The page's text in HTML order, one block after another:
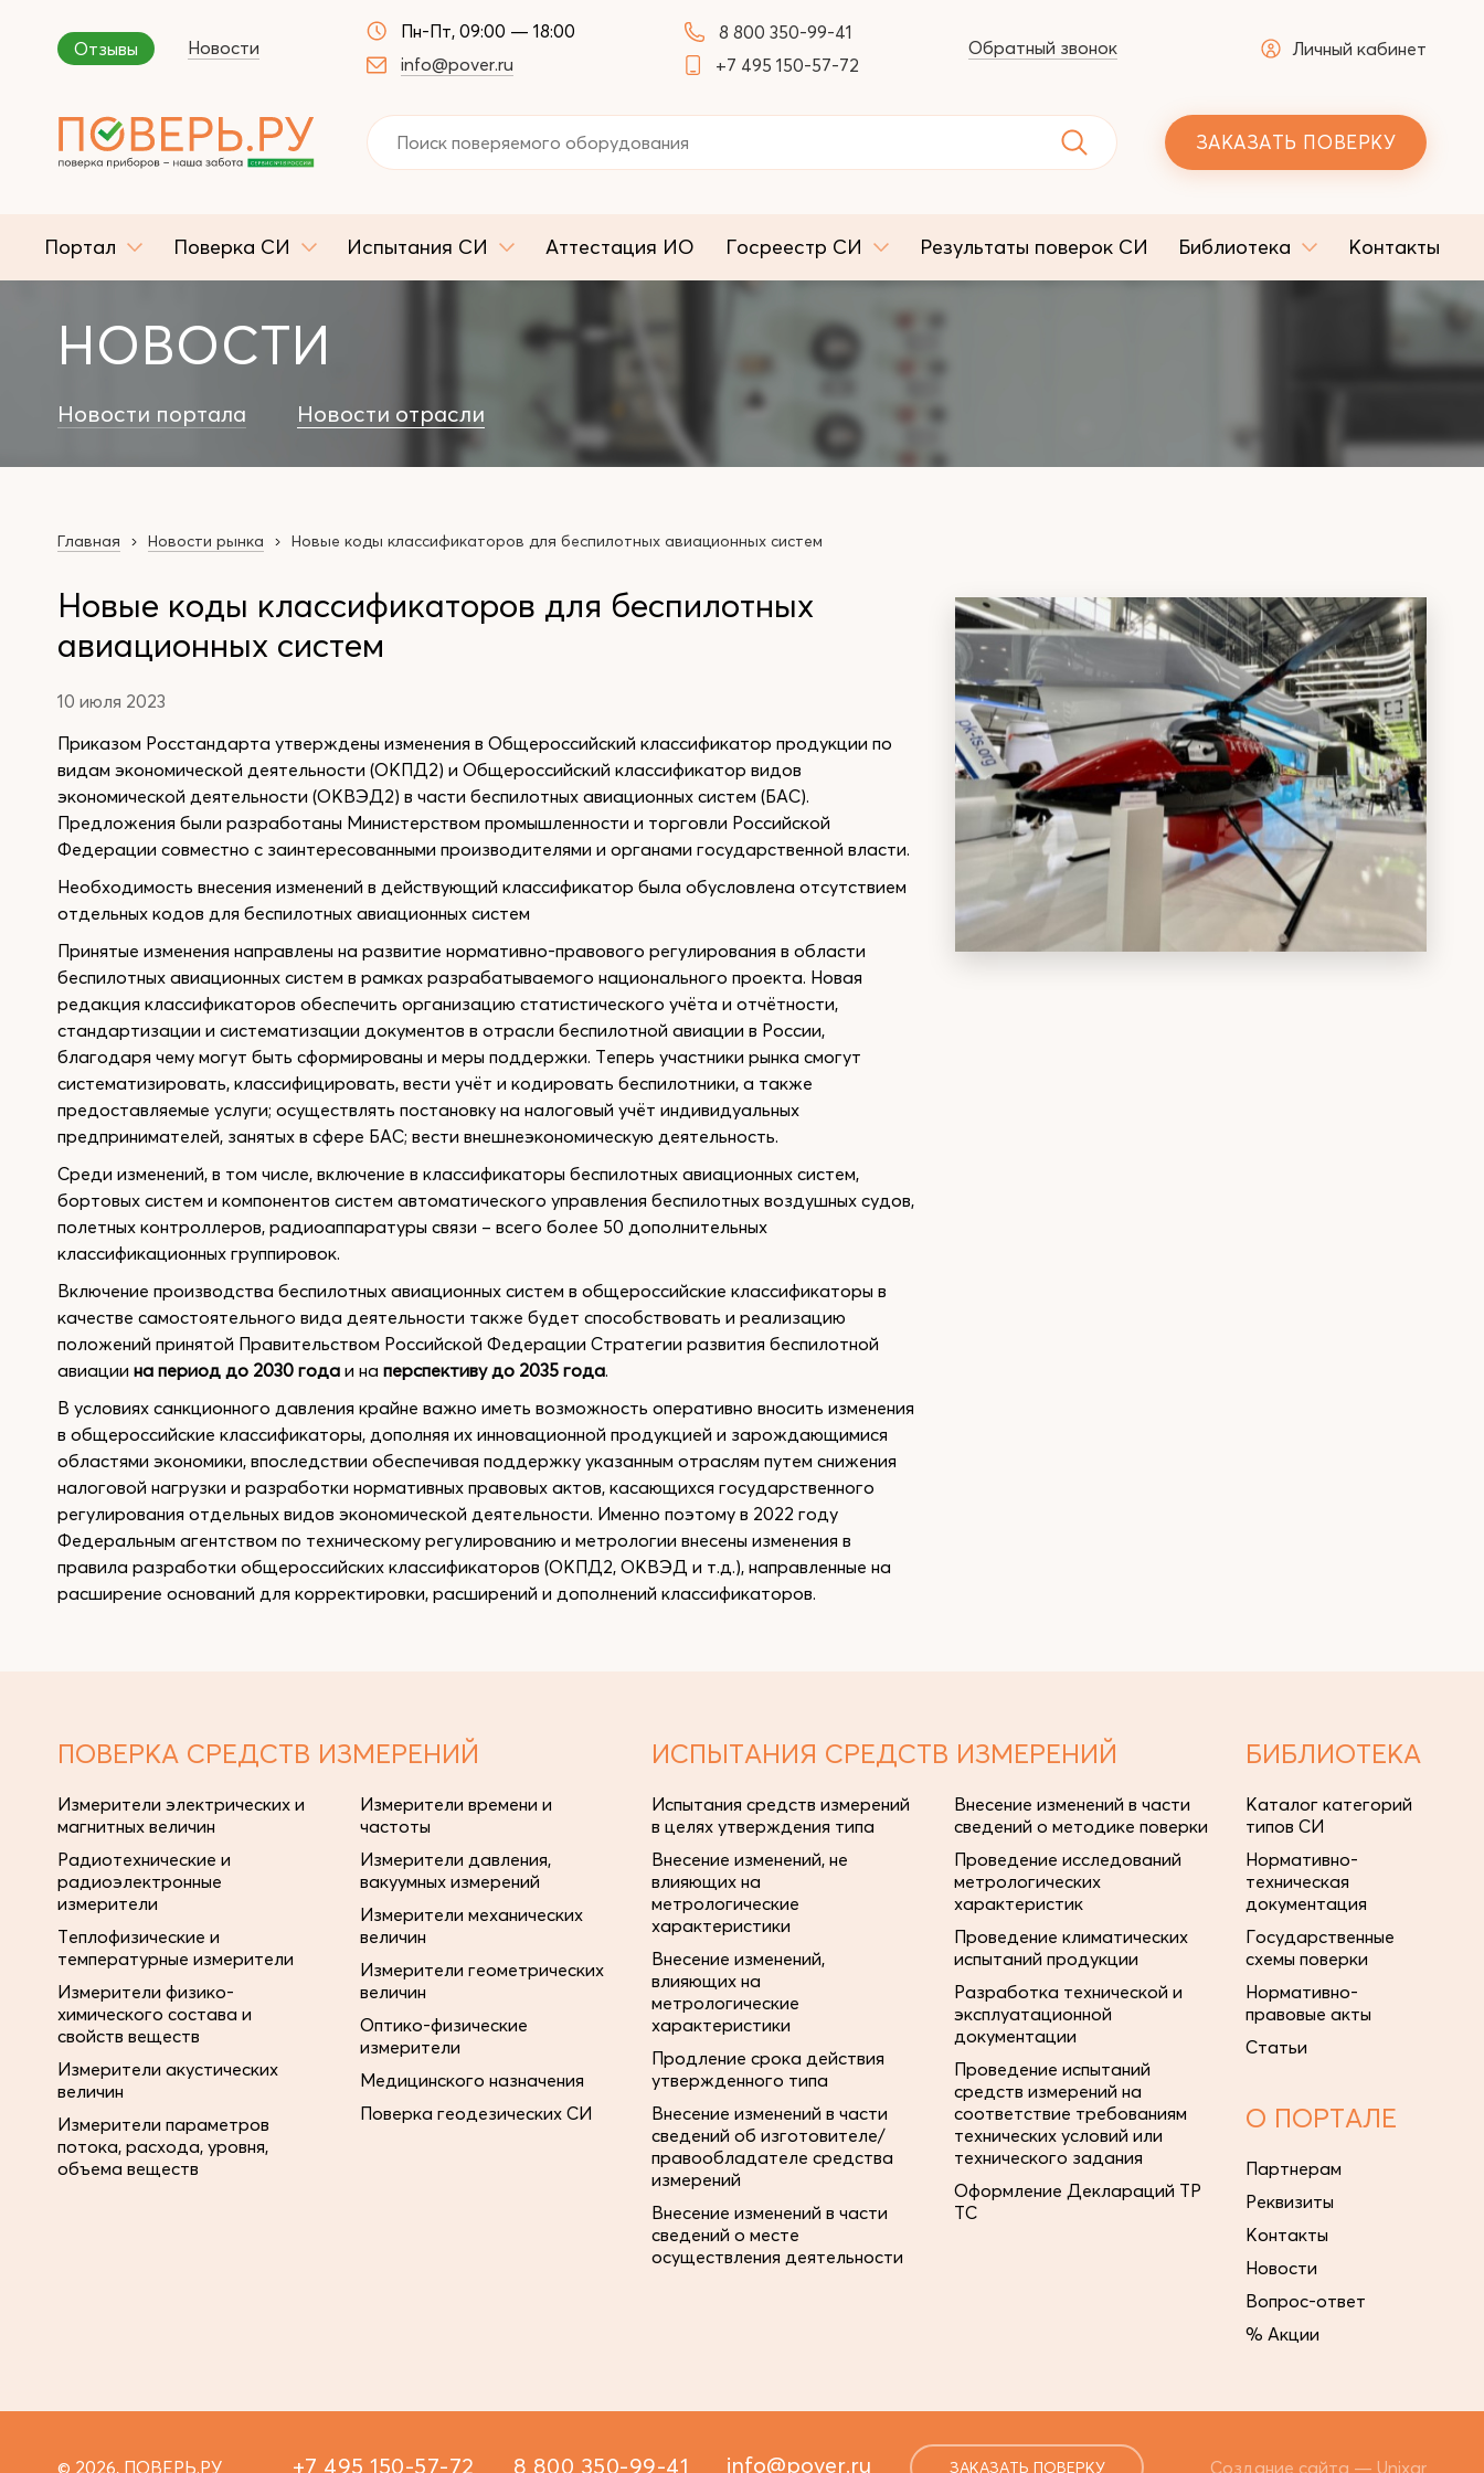
Отзывы Новости
Пн-Пт, 09:00 — 18:00
info@pover.ru
8 800 350-99-41
+7 495 150-57-72
Обратный звонок Личный кабинет
ЗАКАЗАТЬ ПОВЕРКУ
Портал Поверка СИ Испытания СИ Аттестация ИО Госреестр СИ Результаты поверок СИ Библиотека Контакты
НОВОСТИ
Новости портала Новости отрасли
Главная Новости рынка Новые коды классификаторов для беспилотных авиационных систем
Новые коды классификаторов для беспилотных
авиационных систем
10 июля 2023
Приказом Росстандарта утверждены изменения в Общероссийский классификатор продукции по
видам экономической деятельности (ОКПД2) и Общероссийский классификатор видов
экономической деятельности (ОКВЭД2) в части беспилотных авиационных систем (БАС).
Предложения были разработаны Министерством промышленности и торговли Российской
Федерации совместно с заинтересованными производителями и органами государственной власти.
Необходимость внесения изменений в действующий классификатор была обусловлена отсутствием
отдельных кодов для беспилотных авиационных систем
Принятые изменения направлены на развитие нормативно-правового регулирования в области
беспилотных авиационных систем в рамках разрабатываемого национального проекта. Новая
редакция классификаторов обеспечить организацию статистического учёта и отчётности,
стандартизации и систематизации документов в отрасли беспилотной авиации в России,
благодаря чему могут быть сформированы и меры поддержки. Теперь участники рынка смогут
систематизировать, классифицировать, вести учёт и кодировать беспилотники, а также
предоставляемые услуги; осуществлять постановку на налоговый учёт индивидуальных
предпринимателей, занятых в сфере БАС; вести внешнеэкономическую деятельность.
Среди изменений, в том числе, включение в классификаторы беспилотных авиационных систем,
бортовых систем и компонентов систем автоматического управления беспилотных воздушных судов,
полетных контроллеров, радиоаппаратуры связи – всего более 50 дополнительных
классификационных группировок.
Включение производства беспилотных авиационных систем в общероссийские классификаторы в
качестве самостоятельного вида деятельности также будет способствовать и реализацию
положений принятой Правительством Российской Федерации Стратегии развития беспилотной
авиации на период до 2030 года и на перспективу до 2035 года.
В условиях санкционного давления крайне важно иметь возможность оперативно вносить изменения
в общероссийские классификаторы, дополняя их инновационной продукцией и зарождающимися
областями экономики, впоследствии обеспечивая поддержку указанным отраслям путем снижения
налоговой нагрузки и разработки нормативных правовых актов, касающихся государственного
регулирования отдельных видов экономической деятельности. Именно поэтому в 2022 году
Федеральным агентством по техническому регулированию и метрологии внесены изменения в
правила разработки общероссийских классификаторов (ОКПД2, ОКВЭД и т.д.), направленные на
расширение оснований для корректировки, расширений и дополнений классификаторов.
ПОВЕРКА СРЕДСТВ ИЗМЕРЕНИЙ
Измерители электрических и
магнитных величин
Радиотехнические и
радиоэлектронные
измерители
Теплофизические и
температурные измерители
Измерители физико-
химического состава и
свойств веществ
Измерители акустических
величин
Измерители параметров
потока, расхода, уровня,
объема веществ
Измерители времени и
частоты
Измерители давления,
вакуумных измерений
Измерители механических
величин
Измерители геометрических
величин
Оптико-физические
измерители
Медицинского назначения
Поверка геодезических СИ
ИСПЫТАНИЯ СРЕДСТВ ИЗМЕРЕНИЙ
Испытания средств измерений
в целях утверждения типа
Внесение изменений, не
влияющих на
метрологические
характеристики
Внесение изменений,
влияющих на
метрологические
характеристики
Продление срока действия
утвержденного типа
Внесение изменений в части
сведений об изготовителе/
правообладателе средства
измерений
Внесение изменений в части
сведений о месте
осуществления деятельности
Внесение изменений в части
сведений о методике поверки
Проведение исследований
метрологических
характеристик
Проведение климатических
испытаний продукции
Разработка технической и
эксплуатационной
документации
Проведение испытаний
средств измерений на
соответствие требованиям
технических условий или
технического задания
Оформление Деклараций ТР
ТС
БИБЛИОТЕКА
Каталог категорий
типов СИ
Нормативно-
техническая
документация
Государственные
схемы поверки
Нормативно-
правовые акты
Статьи
О ПОРТАЛЕ
Партнерам
Реквизиты
Контакты
Новости
Вопрос-ответ
% Акции
© 2026, ПОВЕРЬ.РУ +7 495 150-57-72 8 800 350-99-41 info@pover.ru ЗАКАЗАТЬ ПОВЕРКУ Создание сайта — Unixar